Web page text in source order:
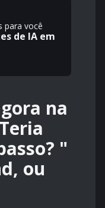
para você
de IA em
na
"
ou